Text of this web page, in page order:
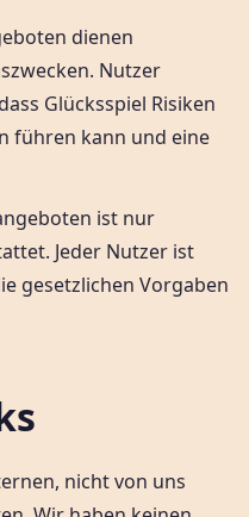
dienen
Nutzer
Glücksspiel Risiken
führen kann und eine
ist nur
Jeder Nutzer ist
gesetzlichen Vorgaben
nicht von uns